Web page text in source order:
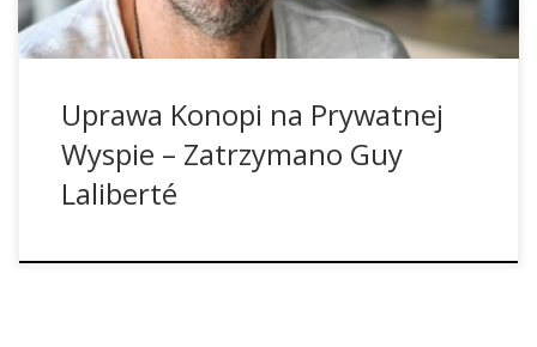
Uprawa Konopi na Prywatnej
Wyspie – Zatrzymano Guy
Laliberté